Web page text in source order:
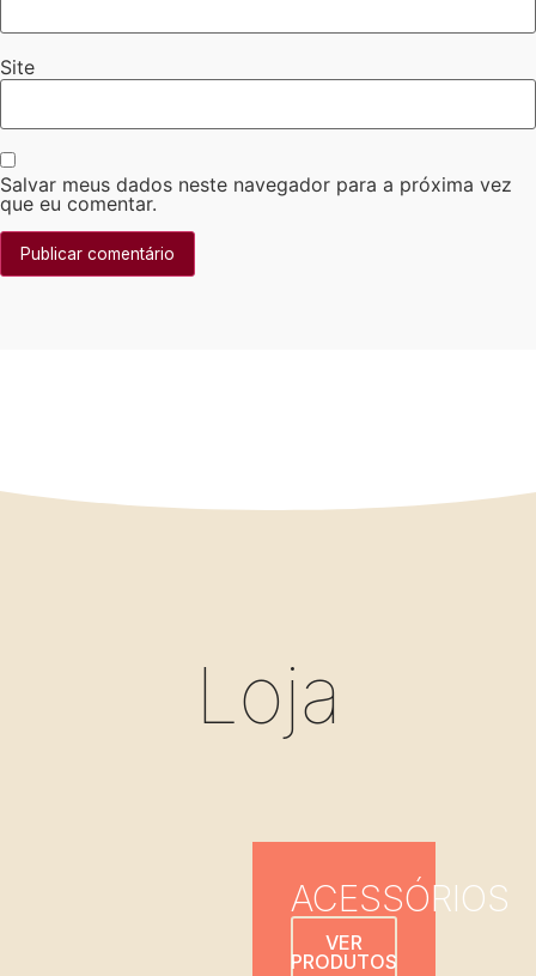
Site
Salvar meus dados neste navegador para a próxima vez
que eu comentar.
Loja
ACESSÓRIOS
VER
PRODUTOS